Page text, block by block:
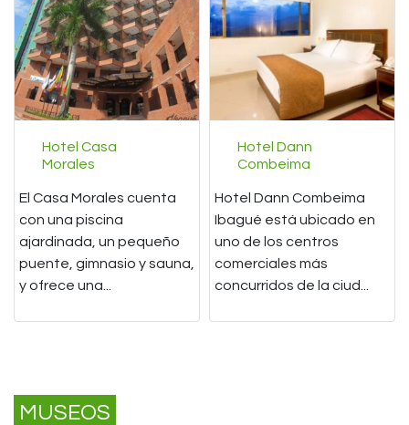
Hotel Casa
Morales
El Casa Morales cuenta
con una piscina
ajardinada, un pequeño
puente, gimnasio y sauna,
y ofrece una...
Hotel Dann
Combeima
Hotel Dann Combeima
Ibagué está ubicado en
uno de los centros
comerciales más
concurridos de la ciud...
MUSEOS